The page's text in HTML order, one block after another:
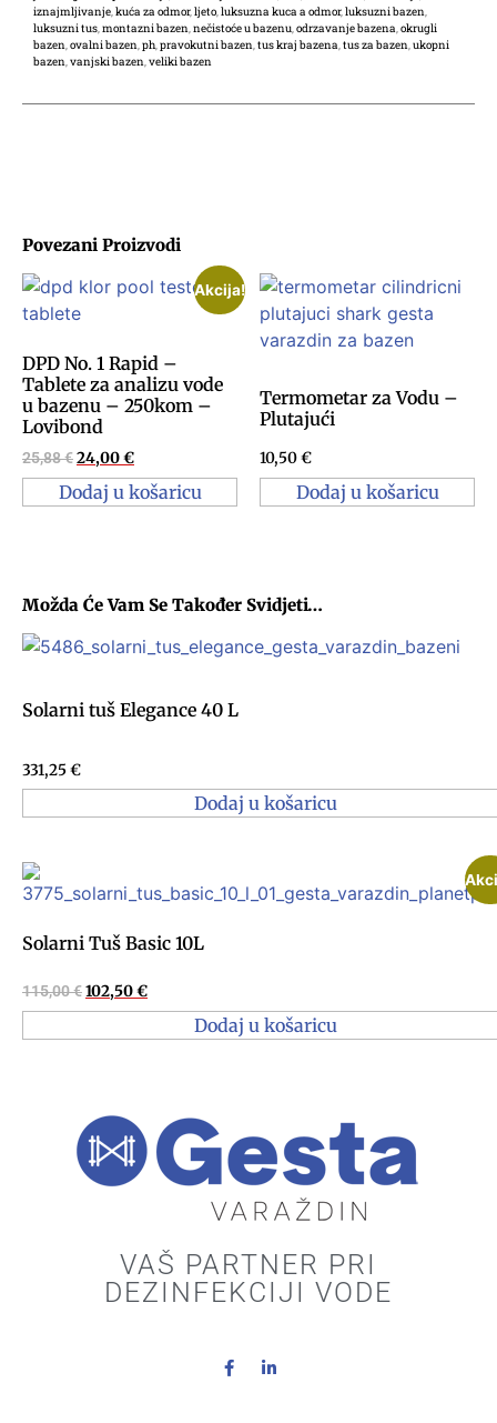
Povezani Proizvodi
Akcija!
DPD No. 1 Rapid –
Tablete za analizu vode
u bazenu – 250kom –
Lovibond
25,88€24,00€
Dodaj u košaricu
Termometar za Vodu –
Plutajući
10,50€
Dodaj u košaricu
Možda Će Vam Se Također Svidjeti…
Solarni tuš Elegance 40 L
331,25€
Dodaj u košaricu
Solarni Tuš Basic 10L
115,00€102,50€
Dodaj u košaricu
iznajmljivanje,kuća za odmor,ljeto,luksuzna kuca a odmor,luksuzni bazen,
luksuzni tus,montazni bazen,nečistoće u bazenu,odrzavanje bazena,okrugli
bazen,ovalni bazen,ph,pravokutni bazen,tus kraj bazena,tus za bazen,ukopni
bazen,vanjski bazen,veliki bazen
VAŠ PARTNER PRI
DEZINFEKCIJI VODE